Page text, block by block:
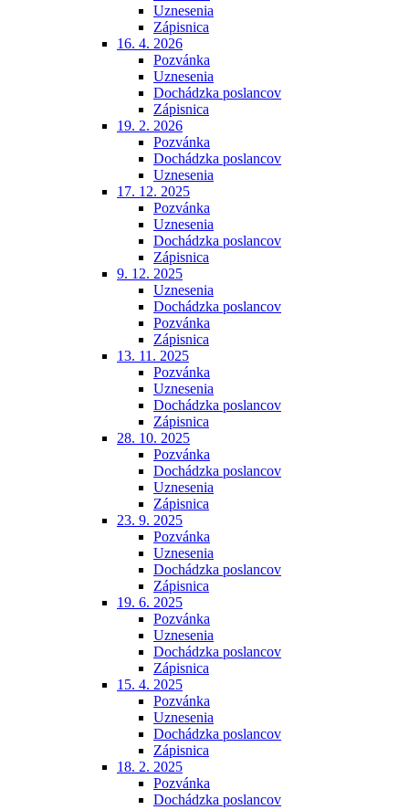
Uznesenia
Zápisnica
16. 4. 2026
Pozvánka
Uznesenia
Dochádzka poslancov
Zápisnica
19. 2. 2026
Pozvánka
Dochádzka poslancov
Uznesenia
17. 12. 2025
Pozvánka
Uznesenia
Dochádzka poslancov
Zápisnica
9. 12. 2025
Uznesenia
Dochádzka poslancov
Pozvánka
Zápisnica
13. 11. 2025
Pozvánka
Uznesenia
Dochádzka poslancov
Zápisnica
28. 10. 2025
Pozvánka
Dochádzka poslancov
Uznesenia
Zápisnica
23. 9. 2025
Pozvánka
Uznesenia
Dochádzka poslancov
Zápisnica
19. 6. 2025
Pozvánka
Uznesenia
Dochádzka poslancov
Zápisnica
15. 4. 2025
Pozvánka
Uznesenia
Dochádzka poslancov
Zápisnica
18. 2. 2025
Pozvánka
Dochádzka poslancov